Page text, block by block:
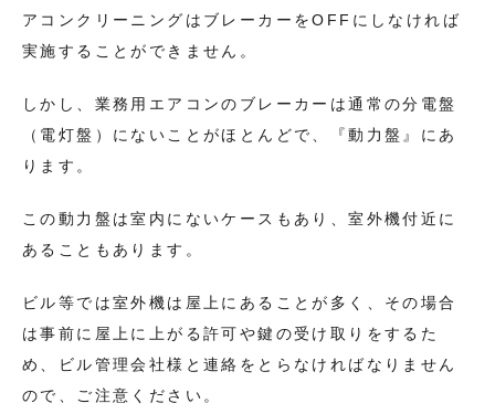
アコンクリーニングはブレーカーをOFFにしなければ
実施することができません。
しかし、業務用エアコンのブレーカーは通常の分電盤
（電灯盤）にないことがほとんどで、『動力盤』にあ
ります。
この動力盤は室内にないケースもあり、室外機付近に
あることもあります。
ビル等では室外機は屋上にあることが多く、その場合
は事前に屋上に上がる許可や鍵の受け取りをするた
め、ビル管理会社様と連絡をとらなければなりません
ので、ご注意ください。